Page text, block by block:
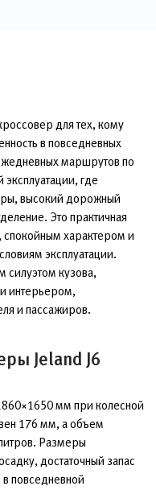
для тех, кому
в повседневных
маршрутов по
где
высокий дорожный
Это практичная
характером и
эксплуатации.
силуэтом кузова,
интерьером,
и пассажиров.
Jeland J6
мм при колесной
176 мм, а объем
Размеры
достаточный запас
в повседневной